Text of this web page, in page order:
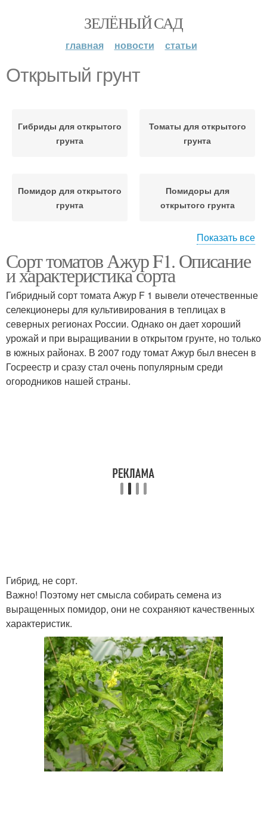
ЗЕЛЁНЫЙ САД
главная новости статьи
Открытый грунт
Гибриды для открытого
грунта
Томаты для открытого
грунта
Помидор для открытого
грунта
Помидоры для
открытого грунта
Пересадка в грунт
Огурцов в открытом
грунте
Огурцы в открытом
грунте
Семены в грунт
Сорта для открытого
Показать все
Сорт томатов Ажур F1. Описание
и характеристика сорта
Гибридный сорт томата Ажур F 1 вывели отечественные
селекционеры для культивирования в теплицах в
северных регионах России. Однако он дает хороший
урожай и при выращивании в открытом грунте, но только
в южных районах. В 2007 году томат Ажур был внесен в
Госреестр и сразу стал очень популярным среди
огородников нашей страны.
Гибрид, не сорт.
Важно! Поэтому нет смысла собирать семена из
выращенных помидор, они не сохраняют качественных
характеристик.